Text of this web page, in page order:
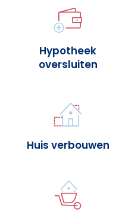
Hypotheek
oversluiten
Huis verbouwen